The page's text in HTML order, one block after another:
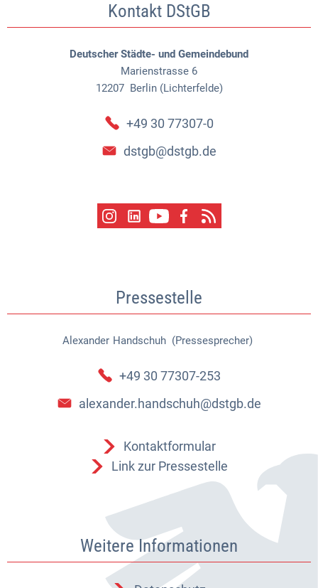
Kontakt DStGB
Deutscher Städte- und Gemeindebund
Marienstrasse 6
12207 Berlin (Lichterfelde)
+49 30 77307-0
dstgb@dstgb.de
Pressestelle
Alexander Handschuh (Pressesprecher)
Alexander Handschuh
+49 30 77307-253
alexander.handschuh@dstgb.de
Kontaktformular
Link zur Pressestelle
Weitere Informationen